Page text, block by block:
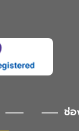
ช่อ